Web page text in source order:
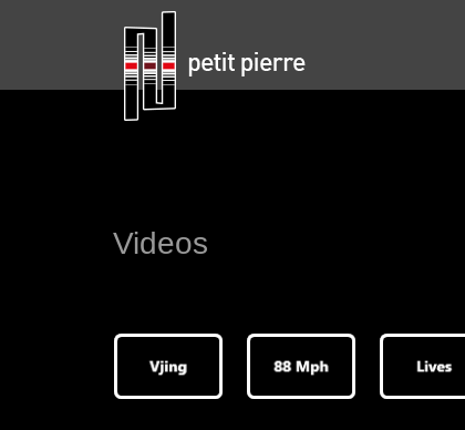
Videos